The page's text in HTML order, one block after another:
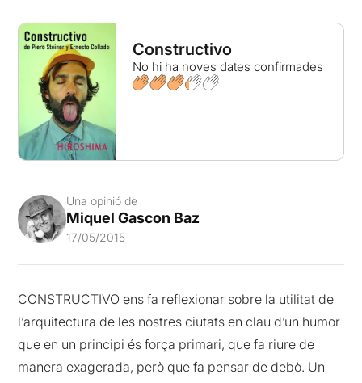
Constructivo
No hi ha noves dates confirmades
Una opinió de
Miquel Gascon Baz
17/05/2015
CONSTRUCTIVO ens fa reflexionar sobre la utilitat de
l’arquitectura de les nostres ciutats en clau d’un humor
que en un principi és força primari, que fa riure de
manera exagerada, però que fa pensar de debò. Un